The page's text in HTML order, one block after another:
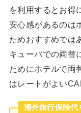
を利用するとお得
安心感があるのは
ためおすすめでは
キューバでの両替
ためにホテルで両
はレートがよい
海外旅行保険代